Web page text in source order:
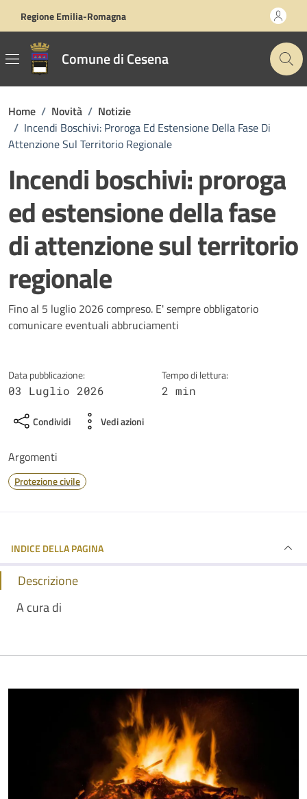
Regione Emilia-Romagna
Comune di Cesena
Home / Novità / Notizie
/ Incendi Boschivi: Proroga Ed Estensione Della Fase Di
Attenzione Sul Territorio Regionale
Incendi boschivi: proroga
ed estensione della fase
di attenzione sul territorio
regionale
Dettagli della notizia
Fino al 5 luglio 2026 compreso. E' sempre obbligatorio
comunicare eventuali abbruciamenti
Data pubblicazione:
03 Luglio 2026
Tempo di lettura:
2 min
Condividi Vedi azioni
Argomenti
Protezione civile
INDICE DELLA PAGINA
Descrizione
A cura di